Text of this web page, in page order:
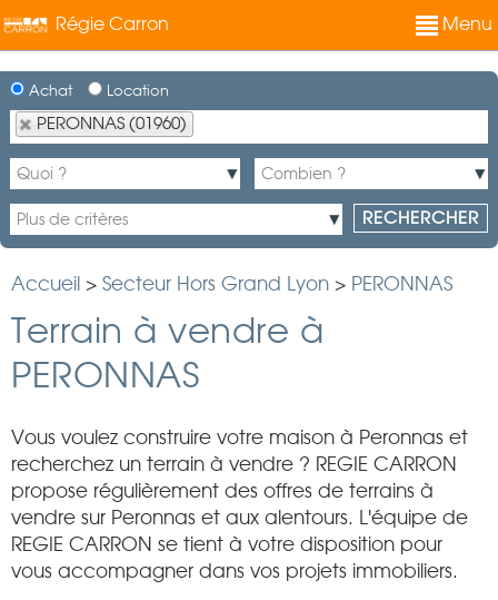
Régie Carron Menu
Achat Location
PERONNAS (01960)
Accueil > Secteur Hors Grand Lyon > PERONNAS
Terrain à vendre à
PERONNAS
Vous voulez construire votre maison à Peronnas et
recherchez un terrain à vendre ? REGIE CARRON
propose régulièrement des offres de terrains à
vendre sur Peronnas et aux alentours. L'équipe de
REGIE CARRON se tient à votre disposition pour
vous accompagner dans vos projets immobiliers.